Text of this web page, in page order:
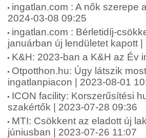
ingatlan.com : A nők szerepe
2024-03-08 09:25
ingatlan.com : Bérletidíj-
januárban új lendületet kapott
K&H: 2023-ban a K&H az Év
Otpotthon.hu: Úgy látszik
ingatlanpiacon | 2023-08-01
ICON facility: Korszerűsítési
szakértők | 2023-07-28 09:36
MTI: Csökkent az eladott új
júniusban | 2023-07-26 11:07